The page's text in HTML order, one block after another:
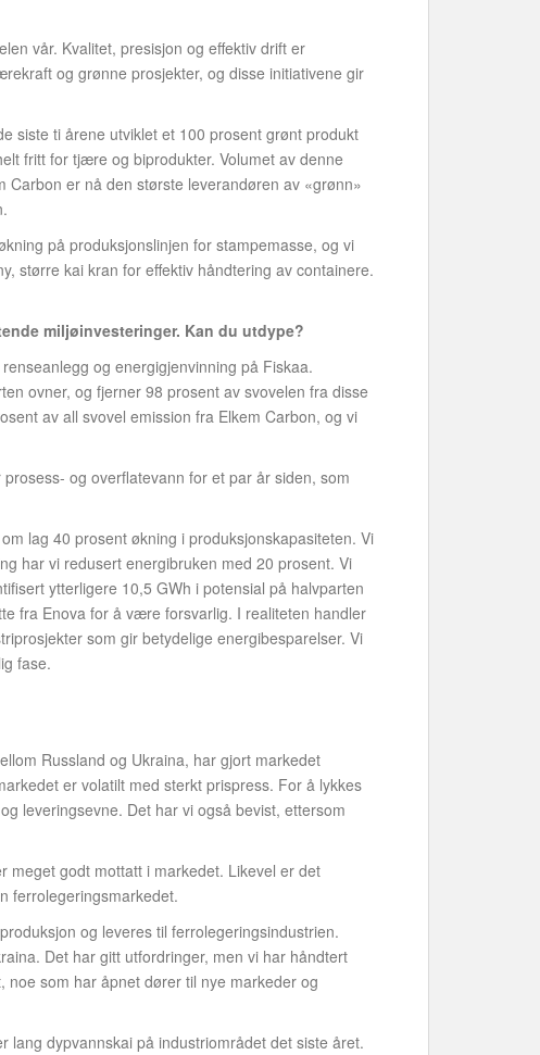
vår. Kvalitet, presisjon og effektiv drift er
og grønne prosjekter, og disse initiativene gir
siste ti årene utviklet et 100 prosent grønt produkt
fritt for tjære og biprodukter. Volumet av denne
Carbon er nå den største leverandøren av «grønn»
på produksjonslinjen for stampemasse, og vi
større kai kran for effektiv håndtering av containere.
miljøinvesteringer. Kan du utdype?
og energigjenvinning på Fiskaa.
ovner, og fjerner 98 prosent av svovelen fra disse
av all svovel emission fra Elkem Carbon, og vi
og overflatevann for et par år siden, som
lag 40 prosent økning i produksjonskapasiteten. Vi
har vi redusert energibruken med 20 prosent. Vi
ytterligere 10,5 GWh i potensial på halvparten
fra Enova for å være forsvarlig. I realiteten handler
som gir betydelige energibesparelser. Vi
fase.
Russland og Ukraina, har gjort markedet
er volatilt med sterkt prispress. For å lykkes
leveringsevne. Det har vi også bevist, ettersom
meget godt mottatt i markedet. Likevel er det
ferrolegeringsmarkedet.
og leveres til ferrolegeringsindustrien.
Det har gitt utfordringer, men vi har håndtert
som har åpnet dører til nye markeder og
lang dypvannskai på industriområdet det siste året.